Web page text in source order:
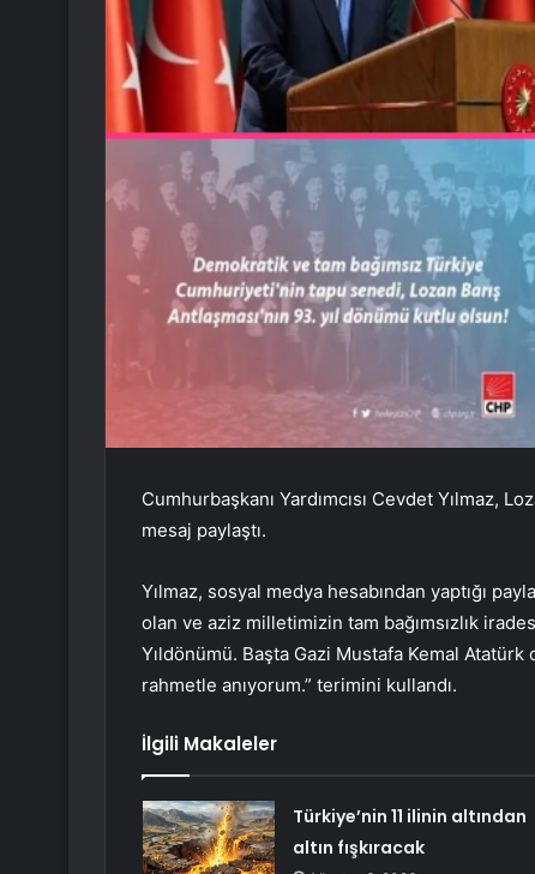
Cumhurbaşkanı Yardımcısı Cevdet Yılmaz,
mesaj paylaştı.
Yılmaz, sosyal medya hesabından yaptığı
olan ve aziz milletimizin tam bağımsızlık
Yıldönümü. Başta Gazi Mustafa Kemal Atatürk
rahmetle anıyorum.” terimini kullandı.
İlgili Makaleler
Türkiye’nin 11 ilinin altından
altın fışkıracak